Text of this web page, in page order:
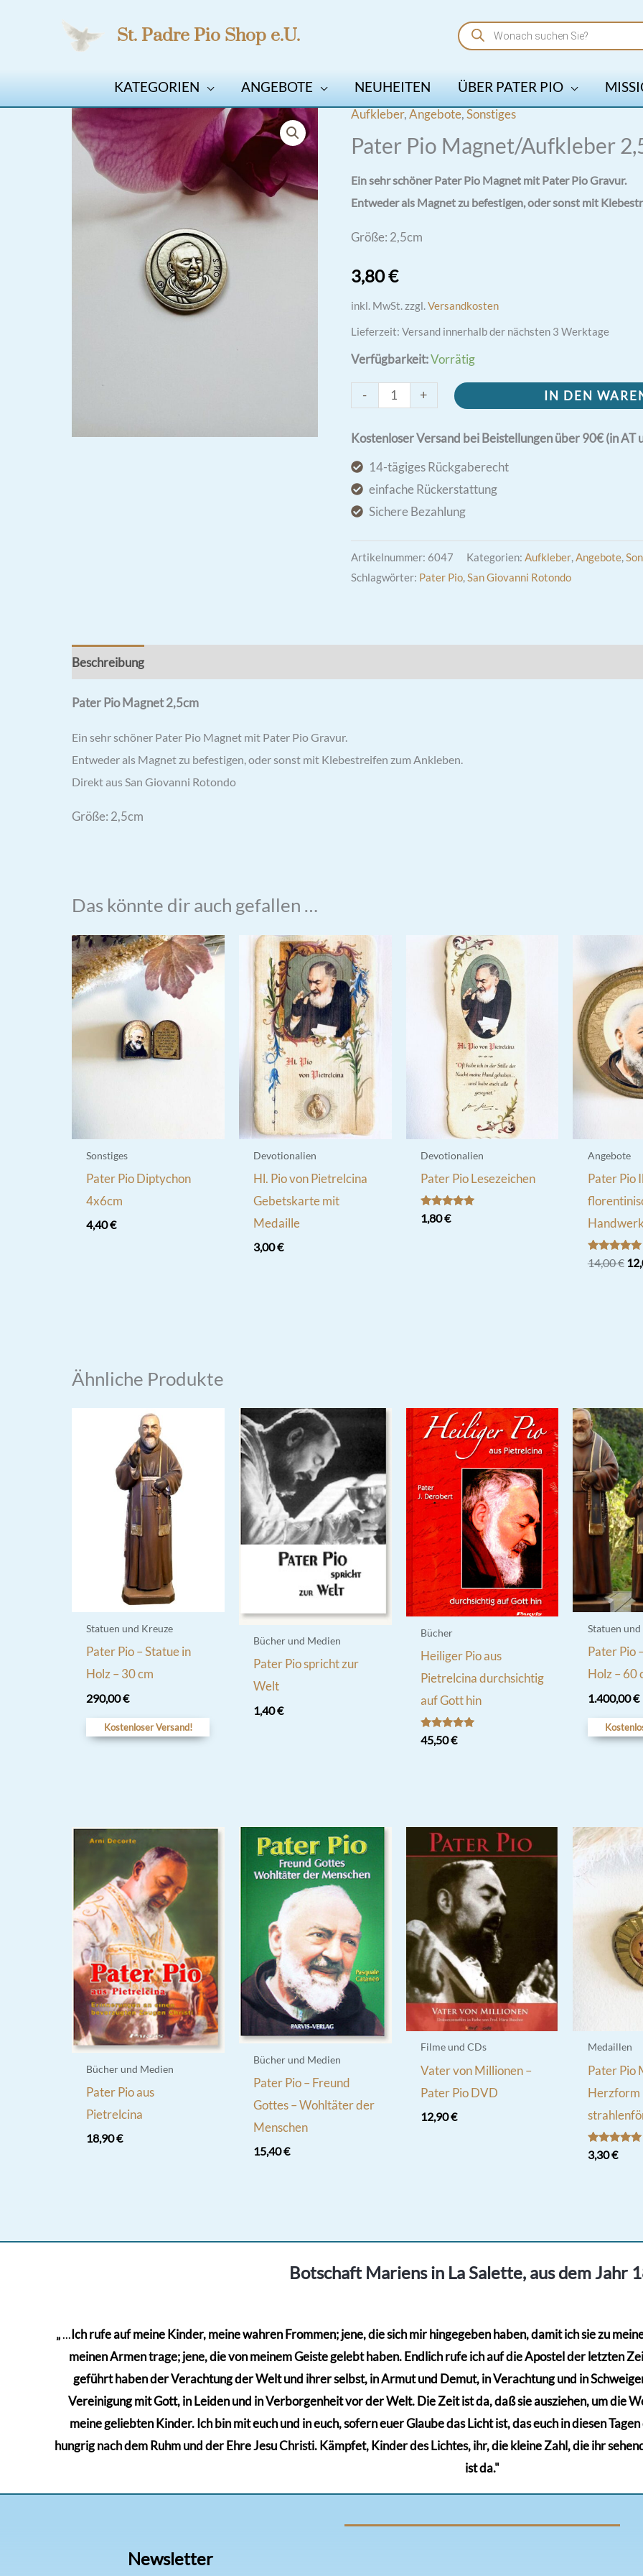
St. Padre Pio Shop e.U.
Products
search
KATEGORIEN ANGEBOTE NEUHEITEN ÜBER PATER PIO
Aufkleber,Angebote,Sonstiges
Pater Pio Magnet/Aufkleber
Ein sehr schöner Pater Pio Magnet mit Pater Pio Gravur.
Entweder als Magnet zu befestigen, oder sonst mit
Größe: 2,5cm
3,80€
inkl. MwSt.zzgl.Versandkosten
Lieferzeit: Versand innerhalb der nächsten 3 Werktage
Verfügbarkeit:Vorrätig
-
Pater
Magnet/Aufkleber
2,5cm
Menge
+ IN DEN
Kostenloser Versand bei Beistellungen über 90€ (in AT
14-tägiges Rückgaberecht
einfache Rückerstattung
Sichere Bezahlung
Artikelnummer: 6047 Kategorien: Aufkleber,Angebote,
Schlagwörter: Pater Pio,San Giovanni Rotondo
Beschreibung
Pater Pio Magnet 2,5cm
Ein sehr schöner Pater Pio Magnet mit Pater Pio Gravur.
Entweder als Magnet zu befestigen, oder sonst mit Klebestreifen zum Ankleben.
Direkt aus San Giovanni Rotondo
Größe: 2,5cm
Das könnte dir auch gefallen …
Sonstiges
Pater Pio Diptychon
4x6cm
4,40€
Devotionalien
Hl. Pio von Pietrelcina
Gebetskarte mit
Medaille
3,00€
Devotionalien
Pater Pio Lesezeichen
Bewertet
mit
1,80€
Angebote
Pater Pio
Bewertet
mit
14,00€
Ähnliche Produkte
Statuen und Kreuze
Pater Pio – Statue in
Holz – 30 cm
290,00€
Kostenloser Versand!
Bücher und Medien
Pater Pio spricht zur
Welt
1,40€
Bücher
Heiliger Pio aus
Pietrelcina durchsichtig
auf Gott hin
Bewertet
mit
45,50€
Statuen
Pater Pio
Holz – 60
1.400,00€
Bücher und Medien
Pater Pio aus
Pietrelcina
18,90€
Bücher und Medien
Pater Pio – Freund
Gottes – Wohltäter der
Menschen
15,40€
Filme und CDs
Vater von Millionen –
Pater Pio DVD
12,90€
Medaillen
Pater Pio
Herzform
Bewertet
mit
3,30€
Botschaft Mariens in La Salette, aus dem Jahr
„...Ich rufe auf meine Kinder, meine wahren Frommen; jene, die sich mir hingegeben haben, damit ich sie zu
meinen Armen trage; jene, die von meinem Geiste gelebt haben. Endlich rufe ich auf die Apostel der letzten
geführt haben der Verachtung der Welt und ihrer selbst, in Armut und Demut, in Verachtung und in
Vereinigung mit Gott, in Leiden und in Verborgenheit vor der Welt. Die Zeit ist da, daß sie ausziehen, um die
meine geliebten Kinder. Ich bin mit euch und in euch, sofern euer Glaube das Licht ist, das euch in diesen
hungrig nach dem Ruhm und der Ehre Jesu Christi. Kämpfet, Kinder des Lichtes, ihr, die kleine Zahl, die ihr
ist da."
Newsletter